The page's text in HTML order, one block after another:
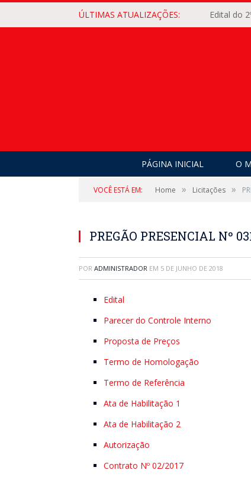
ÚLTIMAS ATUALIZAÇÕES: Edital do
PÁGINA INICIAL O
VOCÊ ESTÁ EM: Home » Licitações »
PREGÃO PRESENCIAL Nº
POR ADMINISTRADOR EM 5 DE JUNHO DE 2018
Edital
Parecer do Controle Interno
Proposta de Preços
Termo de Homologação
Termo de Referência
Ata de Habilitação 1
Ata de Habilitação 2
Autorização
Contrato Nº 02/2017